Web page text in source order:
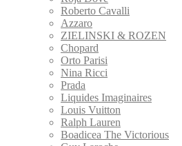
Roberto Cavalli
Azzaro
ZIELINSKI & ROZEN
Сhopard
Orto Parisi
Nina Ricci
Prada
Liquides Imaginaires
Louis Vuitton
Ralph Lauren
Boadicea The Victorious